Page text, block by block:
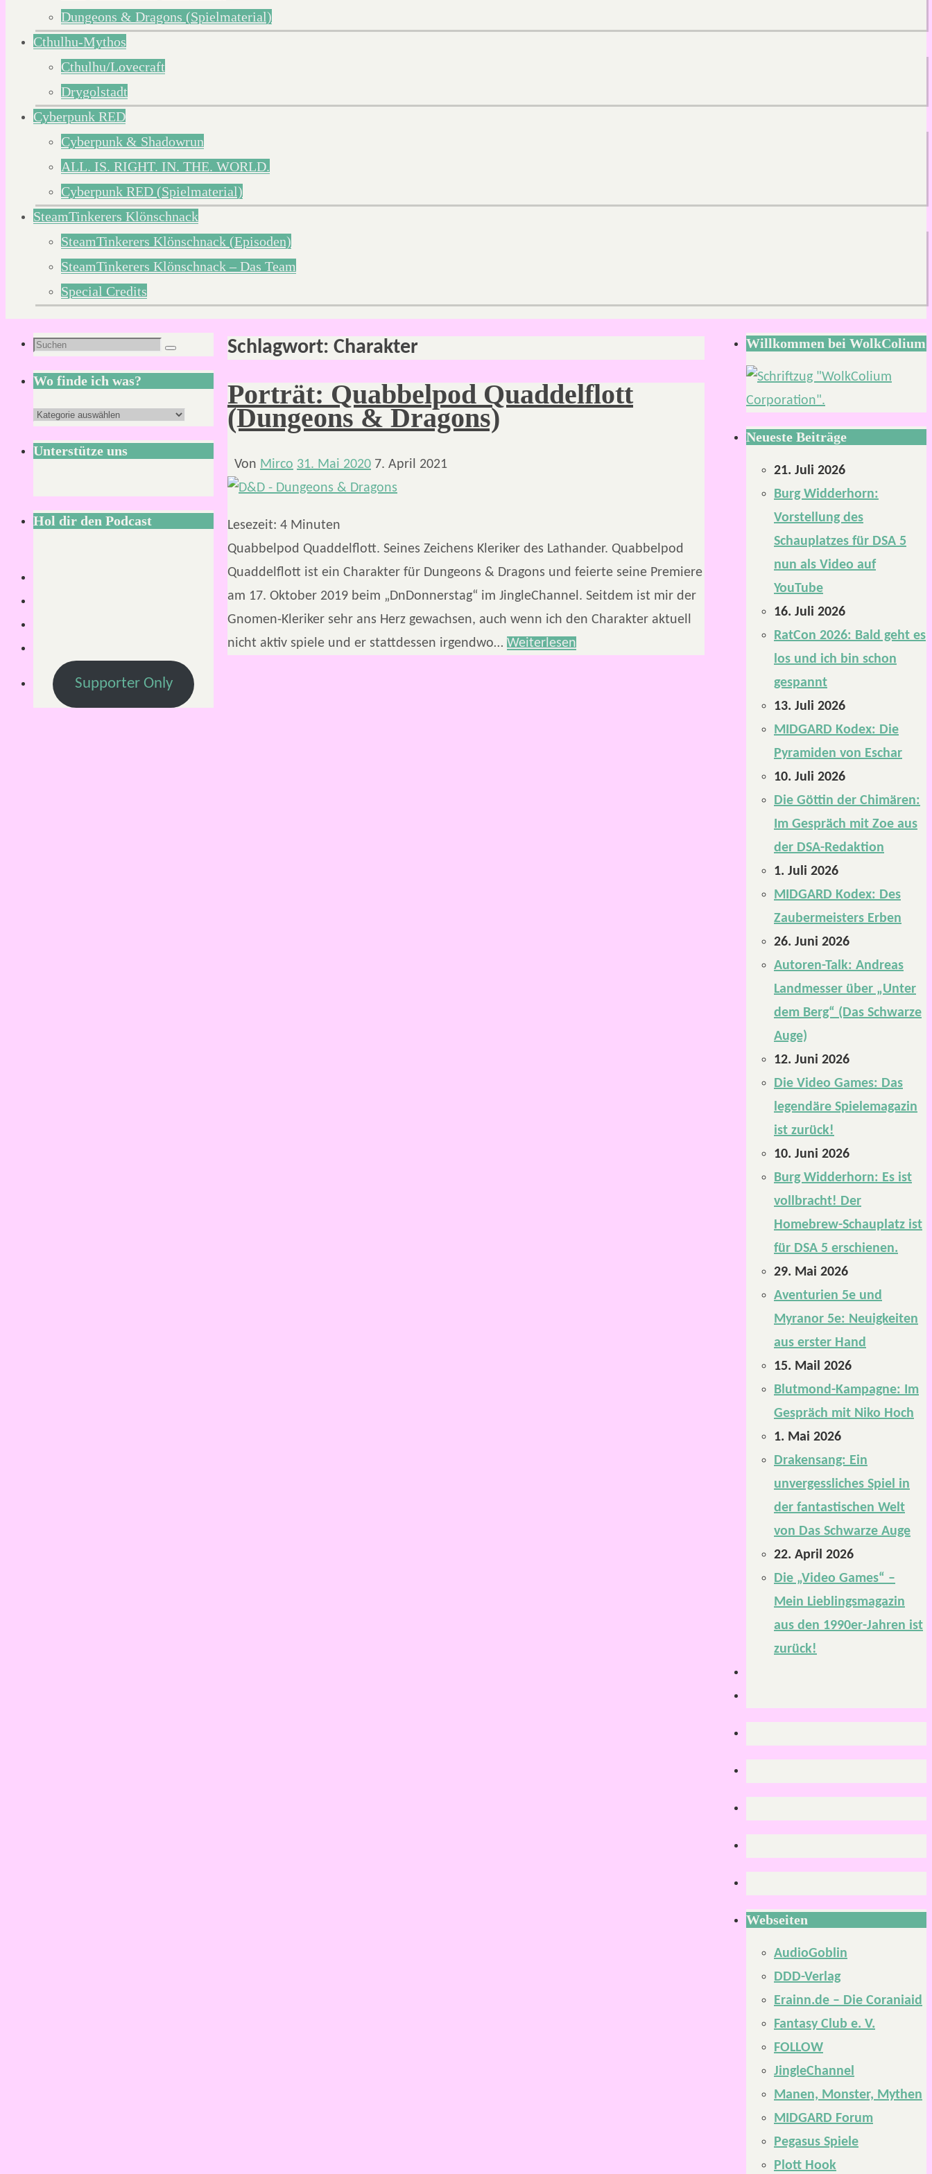
Dungeons & Dragons (Spielmaterial)
Cthulhu-Mythos
Cthulhu/Lovecraft
Drygolstadt
Cyberpunk RED
Cyberpunk & Shadowrun
ALL. IS. RIGHT. IN. THE. WORLD.
Cyberpunk RED (Spielmaterial)
SteamTinkerers Klönschnack
SteamTinkerers Klönschnack (Episoden)
SteamTinkerers Klönschnack – Das Team
Special Credits
Schlagwort: Charakter
Porträt: Quabbelpod Quaddelflott
(Dungeons & Dragons)
Von Mirco 31. Mai 2020 7. April 2021
Lesezeit: 4 Minuten
Quabbelpod Quaddelflott. Seines Zeichens Kleriker des Lathander. Quabbelpod
Quaddelflott ist ein Charakter für Dungeons & Dragons und feierte seine Premiere
am 17. Oktober 2019 beim „DnDonnerstag“ im JingleChannel. Seitdem ist mir der
Gnomen-Kleriker sehr ans Herz gewachsen, auch wenn ich den Charakter aktuell
nicht aktiv spiele und er stattdessen irgendwo… Weiterlesen
Suchen
nach:
Suchen
Wo finde ich was?
Wo
finde
ich
Unterstütze uns
Hol dir den Podcast
Supporter Only
Willkommen bei WolkColium
Neueste Beiträge
21. Juli 2026
Burg Widderhorn:
Vorstellung des
Schauplatzes für DSA 5
nun als Video auf
YouTube
16. Juli 2026
RatCon 2026: Bald geht es
los und ich bin schon
gespannt
13. Juli 2026
MIDGARD Kodex: Die
Pyramiden von Eschar
10. Juli 2026
Die Göttin der Chimären:
Im Gespräch mit Zoe aus
der DSA-Redaktion
1. Juli 2026
MIDGARD Kodex: Des
Zaubermeisters Erben
26. Juni 2026
Autoren-Talk: Andreas
Landmesser über „Unter
dem Berg“ (Das Schwarze
Auge)
12. Juni 2026
Die Video Games: Das
legendäre Spielemagazin
ist zurück!
10. Juni 2026
Burg Widderhorn: Es ist
vollbracht! Der
Homebrew-Schauplatz ist
für DSA 5 erschienen.
29. Mai 2026
Aventurien 5e und
Myranor 5e: Neuigkeiten
aus erster Hand
15. Mail 2026
Blutmond-Kampagne: Im
Gespräch mit Niko Hoch
1. Mai 2026
Drakensang: Ein
unvergessliches Spiel in
der fantastischen Welt
von Das Schwarze Auge
22. April 2026
Die „Video Games“ –
Mein Lieblingsmagazin
aus den 1990er-Jahren ist
zurück!
Webseiten
AudioGoblin
DDD-Verlag
Erainn.de – Die Coraniaid
Fantasy Club e. V.
FOLLOW
JingleChannel
Manen, Monster, Mythen
MIDGARD Forum
Pegasus Spiele
Plott Hook